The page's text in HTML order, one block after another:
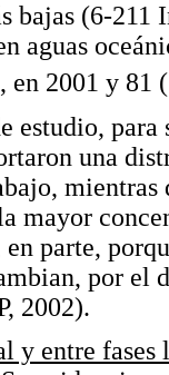
bajas (6-211
aguas
en 2001 y 81
estudio,
una
mayor
parte,
por el
2002).
y entre fases